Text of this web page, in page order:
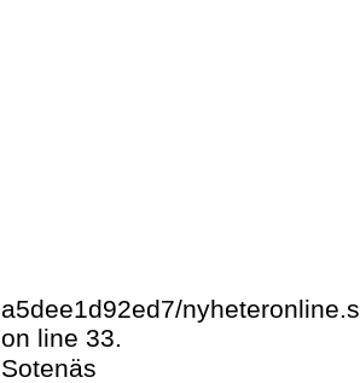
a5dee1d92ed7/
on line 33.
Sotenäs